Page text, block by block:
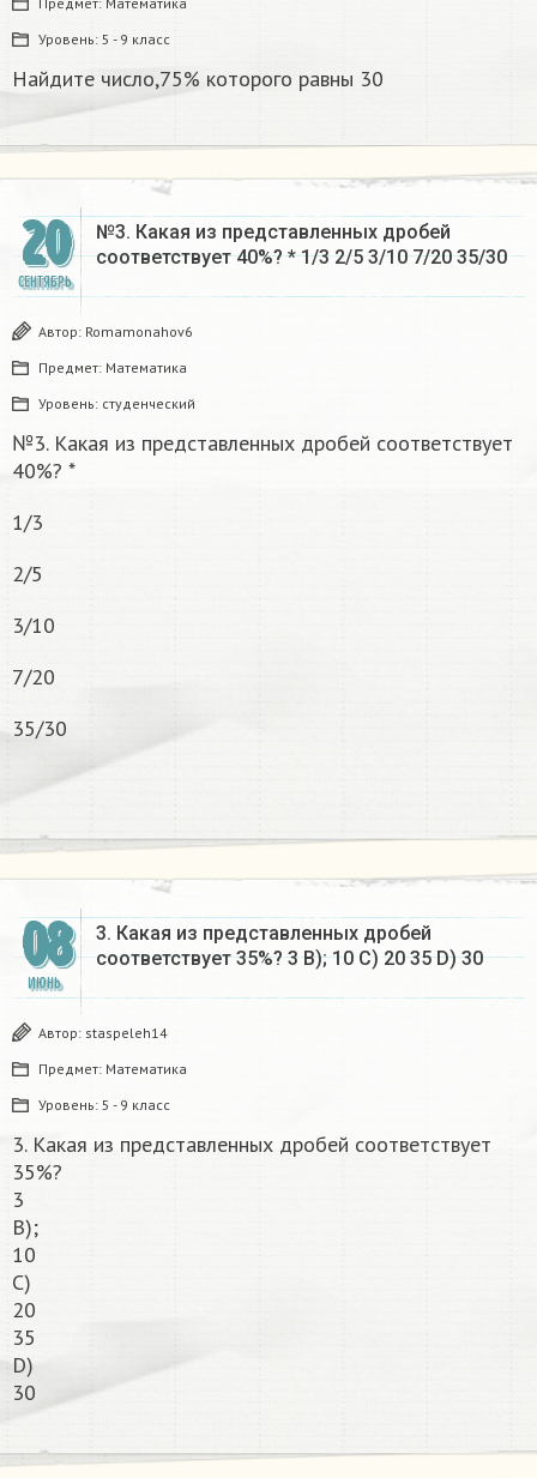
Уровень: 5 - 9 класс
Найдите число,75% которого равны 30
20
СЕНТЯБРЬ
№3. Какая из представленных дробей
соответствует 40%? * 1/3 2/5 3/10 7/20 35/30 ​
Автор: Romamonahov6
Предмет: Математика
Уровень: студенческий
№3. Какая из представленных дробей соответствует
40%? *
1/3
2/5
3/10
7/20
35/30
08
ИЮНЬ
3. Какая из представленных дробей
соответствует 35%? 3 В); 10 C) 20 35 D) 30​
Автор: staspeleh14
Предмет: Математика
Уровень: 5 - 9 класс
3. Какая из представленных дробей соответствует
35%?
3
В);
10
C)
20
35
D)
30​